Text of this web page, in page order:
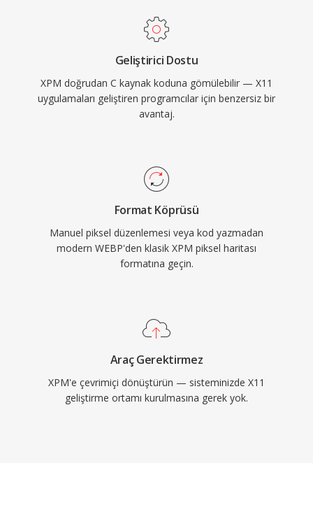
Geliştirici Dostu
XPM doğrudan C kaynak koduna gömülebilir — X11
uygulamaları geliştiren programcılar için benzersiz bir
avantaj.
Format Köprüsü
Manuel piksel düzenlemesi veya kod yazmadan
modern WEBP'den klasik XPM piksel haritası
formatına geçin.
Araç Gerektirmez
XPM'e çevrimiçi dönüştürün — sisteminizde X11
geliştirme ortamı kurulmasına gerek yok.